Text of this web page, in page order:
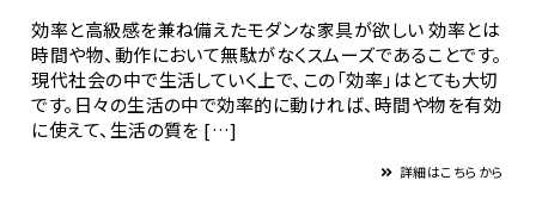
効率と高級感を兼ね備えたモダンな家具が欲しい 効率とは
時間や物、動作において無駄がなくスムーズであることです。
現代社会の中で生活していく上で、この「効率」はとても大切
です。日々の生活の中で効率的に動ければ、時間や物を有効
に使えて、生活の質を […]
詳細はこちらから